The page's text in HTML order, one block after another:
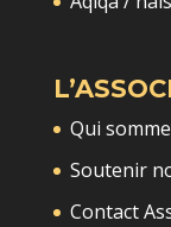
Qui
Soutenir
Contact